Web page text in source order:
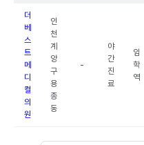
더
베
스
트
메
디
컬
의
원
인
천
계
양
구
용
종
동
-
야
간
진
료
임
학
역